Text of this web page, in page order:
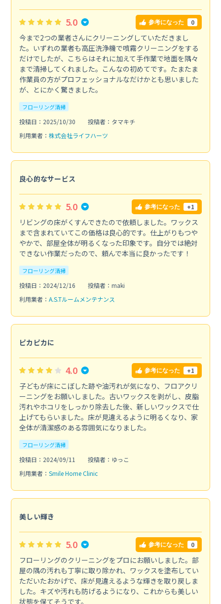
5.0 参考になった 0
今まで2つの業者さんにクリーニングしていただきまし
た。いずれの業者も高圧洗浄機で噴霧クリーニングをする
だけでしたが、こちらはそれに加えて手作業で地面を隅々
まで清掃してくれました。こんなの初めてです。たまたま
作業員の方がプロフェッショナルなだけかとも思いました
が、とにかく驚きました。
フローリング清掃
投稿日：2025/10/30
投稿者：タマキチ
利用業者： 株式会社ライフハーツ
良心的なサービス
5.0 参考になった +1
リビングの床がくすんできたので依頼しました。ワックス
まで含まれていてこの価格は良心的です。仕上がりもつや
やかで、部屋全体が明るくなった印象です。自分では絶対
できない作業だったので、頼んで本当に良かったです！
フローリング清掃
投稿日：2024/12/16
投稿者：maki
利用業者： A.S.Tルームメンテナンス
ピカピカに
4.0 参考になった +1
子どもが床にこぼした跡や油汚れが気になり、フロアクリ
ーニングをお願いしました。古いワックスを剥がし、皮脂
汚れやホコリをしっかり除去した後、新しいワックスで仕
上げてもらいました。床が見違えるように明るくなり、家
全体が清潔感のある雰囲気になりました。
フローリング清掃
投稿日：2024/09/11
投稿者：ゆっこ
利用業者： Smile Home Clinic
美しい輝き
5.0 参考になった 0
フローリングのクリーニングをプロにお願いしました。部
屋の隅の汚れも丁寧に取り除かれ、ワックスを塗布してい
ただいたおかげで、床が見違えるような輝きを取り戻しま
した。キズや汚れも防げるようになり、これからも美しい
状態を保てそうです。